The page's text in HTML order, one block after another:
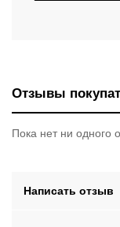
Отзывы
Пока нет ни одного
Написать отзыв